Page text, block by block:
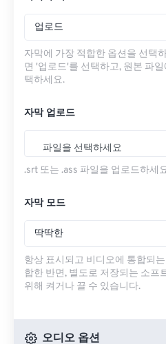
업로드
자막에 가장 적합한 옵션을 선택
면 '업로드'를 선택하고, 원본 파
택하세요.
자막 업로드
파일을 선택하세요
.srt 또는 .ass 파일을 업로드하세
자막 모드
딱딱한
항상 표시되고 비디오에 통합되
합한 반면, 별도로 저장되는 소프
위해 켜거나 끌 수 있습니다.
오디오 옵션